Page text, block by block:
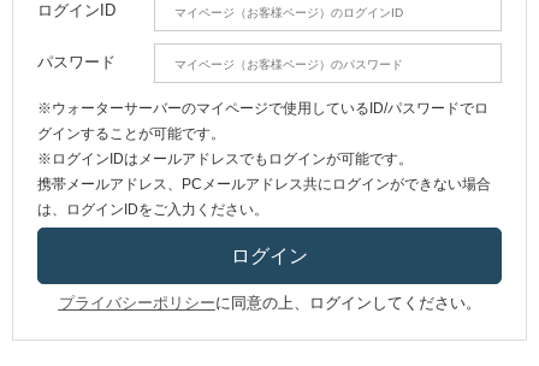
ログインID
パスワード
※ウォーターサーバーのマイページで使用しているID/パスワードでロ
グインすることが可能です。
※ログインIDはメールアドレスでもログインが可能です。
携帯メールアドレス、PCメールアドレス共にログインができない場合
は、ログインIDをご入力ください。
プライバシーポリシーに同意の上、ログインしてください。